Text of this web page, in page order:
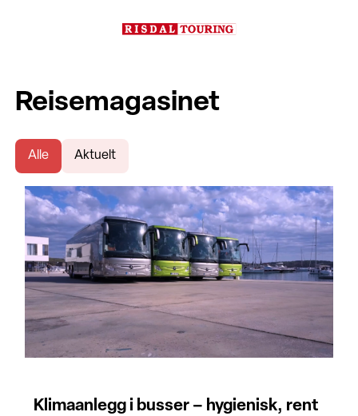
Reisemagasinet
Alle Aktuelt
Klimaanlegg i busser – hygienisk, rent